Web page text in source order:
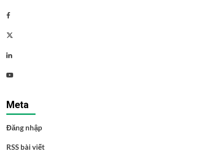
Facebook
Twitter
Linkedin
Youtube
Meta
Đăng nhập
RSS bài viết